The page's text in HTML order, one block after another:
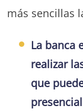
más sencillas
La banca
realizar
que
presencial